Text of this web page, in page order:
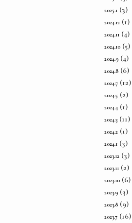
2025.1 (3)
2024.12 (1)
2024.11 (4)
2024.10 (5)
2024.9 (4)
2024.8 (6)
2024.7 (12)
2024.5 (2)
2024.4 (1)
2024.3 (11)
2024.2 (1)
2024.1 (3)
2023.12 (3)
2023.11 (2)
2023.10 (6)
2023.9 (3)
2023.8 (9)
2023.7 (16)